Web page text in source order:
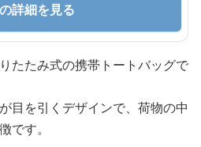
詳細を見る
たたみ式の携帯トートバッグで
目を引くデザインで、荷物の中
です。